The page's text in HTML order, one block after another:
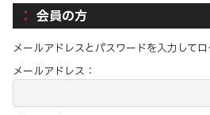
会員の方
メールアドレスとパスワードを入力してロ
メールアドレス：